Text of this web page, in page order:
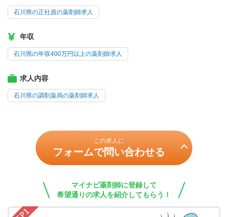
石川県の正社員の薬剤師求人
年収
石川県の年収400万円以上の薬剤師求人
求人内容
石川県の調剤薬局の薬剤師求人
この求人に
フォームで問い合わせる
マイナビ薬剤師に登録して
希望通りの求人を紹介してもらう！